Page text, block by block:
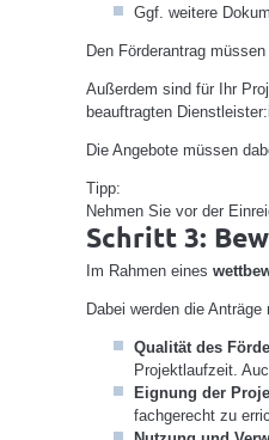
Ggf. weitere
Den Förderantrag
Außerdem sind für Ihr
beauftragten
Die Angebote müssen
Tipp:
Nehmen Sie vor der
Schritt 3:
Im Rahmen eines
Dabei werden die Anträge
Qualität des
Projektlaufzeit.
Eignung der
fachgerecht zu